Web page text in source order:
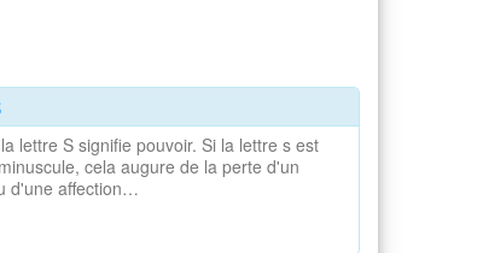
lettre S signifie pouvoir. Si la lettre s est
cela augure de la perte d'un
d'une affection…